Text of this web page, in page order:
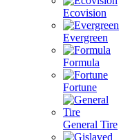
Ecovision
Evergreen
Formula
Fortune
General Tire